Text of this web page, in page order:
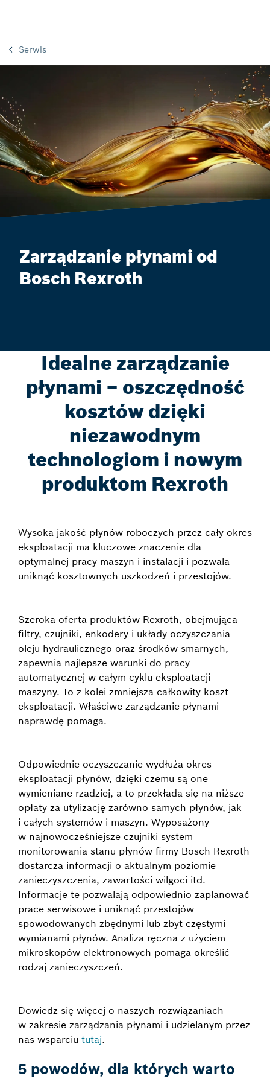
Serwis
Zarządzanie płynami od
Bosch Rexroth
Idealne zarządzanie
płynami – oszczędność
kosztów dzięki
niezawodnym
technologiom i nowym
produktom Rexroth
Wysoka jakość płynów roboczych przez cały okres
eksploatacji ma kluczowe znaczenie dla
optymalnej pracy maszyn i instalacji i pozwala
uniknąć kosztownych uszkodzeń i przestojów.
Szeroka oferta produktów Rexroth, obejmująca
filtry, czujniki, enkodery i układy oczyszczania
oleju hydraulicznego oraz środków smarnych,
zapewnia najlepsze warunki do pracy
automatycznej w całym cyklu eksploatacji
maszyny. To z kolei zmniejsza całkowity koszt
eksploatacji. Właściwe zarządzanie płynami
naprawdę pomaga.
Odpowiednie oczyszczanie wydłuża okres
eksploatacji płynów, dzięki czemu są one
wymieniane rzadziej, a to przekłada się na niższe
opłaty za utylizację zarówno samych płynów, jak
i całych systemów i maszyn. Wyposażony
w najnowocześniejsze czujniki system
monitorowania stanu płynów firmy Bosch Rexroth
dostarcza informacji o aktualnym poziomie
zanieczyszczenia, zawartości wilgoci itd.
Informacje te pozwalają odpowiednio zaplanować
prace serwisowe i uniknąć przestojów
spowodowanych zbędnymi lub zbyt częstymi
wymianami płynów. Analiza ręczna z użyciem
mikroskopów elektronowych pomaga określić
rodzaj zanieczyszczeń.
Dowiedz się więcej o naszych rozwiązaniach
w zakresie zarządzania płynami i udzielanym przez
nas wsparciu tutaj.
5 powodów, dla których warto